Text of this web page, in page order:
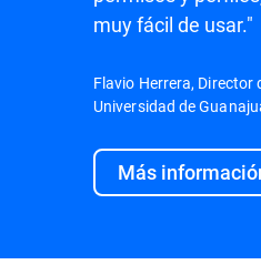
muy fácil de usar."
Flavio Herrera, Director
Universidad de
Más